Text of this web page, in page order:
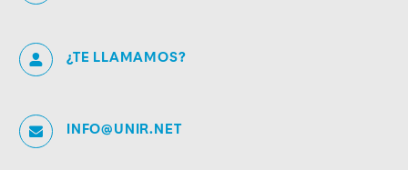
¿TE LLAMAMOS?
INFO@UNIR.NET